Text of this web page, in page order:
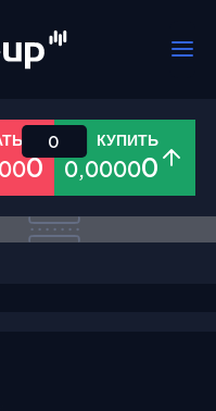
Металлы
0
КУПИТЬ
0,00000
0